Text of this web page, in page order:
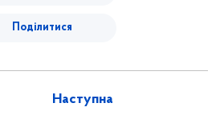
Поділитися
Наступна